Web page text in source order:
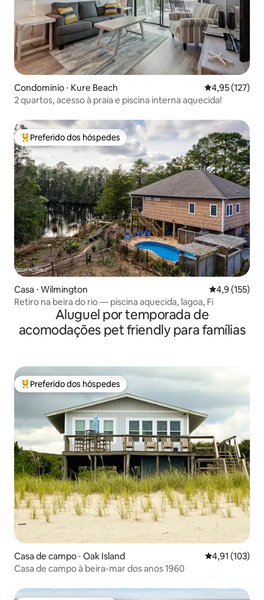
Condomínio ⋅ Kure Beach 4,95 de uma
4,95 (127)
2 quartos, acesso à praia e piscina interna aquecida!
Entre os melhores preferidos dos hóspedes
Preferido dos hóspedes
Casa ⋅ Wilmington 4,9 de uma
4,9 (155)
Retiro na beira do rio — piscina aquecida, lagoa, Fi
Aluguel por temporada de
acomodações pet friendly para famílias
Entre os melhores preferidos dos hóspedes
Preferido dos hóspedes
Casa de campo ⋅ Oak Island 4,91 de uma
4,91 (103)
Casa de campo à beira-mar dos anos 1960